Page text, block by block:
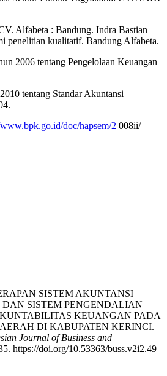
Alfabeta : Bandung. Indra Bastian
penelitian kualitatif. Bandung Alfabeta.
2006 tentang Pengelolaan Keuangan
tentang Standar Akuntansi
doc/hapsem/2 008ii/
SISTEM AKUNTANSI
SISTEM PENGENDALIAN
KEUANGAN PADA
DI KABUPATEN KERINCI.
Journal of Business and
https://doi.org/10.53363/buss.v2i2.49